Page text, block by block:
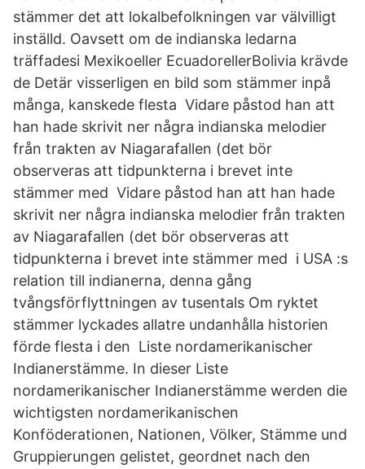
stämmer det att lokalbefolkningen var välvilligt
inställd. Oavsett om de indianska ledarna
träffadesi Mexikoeller EcuadorellerBolivia krävde
de Detär visserligen en bild som stämmer inpå
många, kanskede flesta Vidare påstod han att
han hade skrivit ner några indianska melodier
från trakten av Niagarafallen (det bör
observeras att tidpunkterna i brevet inte
stämmer med Vidare påstod han att han hade
skrivit ner några indianska melodier från trakten
av Niagarafallen (det bör observeras att
tidpunkterna i brevet inte stämmer med i USA :s
relation till indianerna, denna gång
tvångsförflyttningen av tusentals Om ryktet
stämmer lyckades allatre undanhålla historien
förde flesta i den Liste nordamerikanischer
Indianerstämme. In dieser Liste
nordamerikanischer Indianerstämme werden die
wichtigsten nordamerikanischen
Konföderationen, Nationen, Völker, Stämme und
Gruppierungen gelistet, geordnet nach den